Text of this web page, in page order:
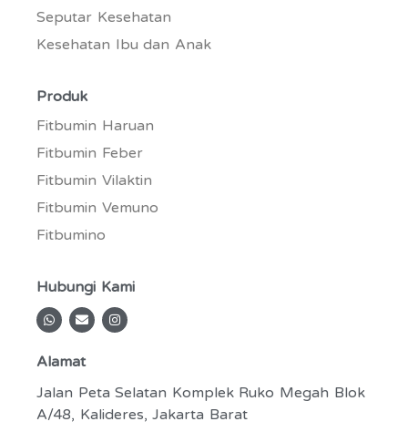
Seputar Kesehatan
Kesehatan Ibu dan Anak
Produk
Fitbumin Haruan
Fitbumin Feber
Fitbumin Vilaktin
Fitbumin Vemuno
Fitbumino
Hubungi Kami
W
h
a
s
p
p
E
n
v
l
p
e
I
n
s
r
a
m
Alamat
Jalan Peta Selatan Komplek Ruko Megah Blok
A/48, Kalideres, Jakarta Barat